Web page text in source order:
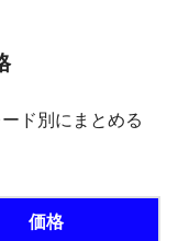
ド別にまとめる
価格